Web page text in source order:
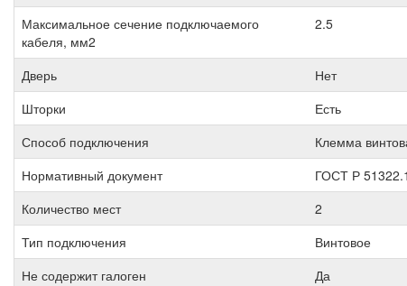
Максимальное сечение подключаемого
кабеля, мм2
2.5
Дверь
Нет
Шторки
Есть
Способ подключения
Клемма
Нормативный документ
ГОСТ Р
Количество мест
2
Тип подключения
Винтовое
Не содержит галоген
Да